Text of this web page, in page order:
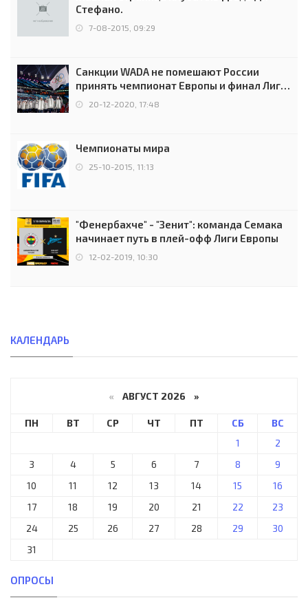
Стефано.
7-08-2015, 09:29
Санкции WADA не помешают России
принять чемпионат Европы и финал Лиги
чемпионов.
20-12-2020, 17:48
Чемпионаты мира
25-10-2015, 11:13
"Фенербахче" - "Зенит": команда Семака
начинает путь в плей-офф Лиги Европы
12-02-2019, 10:30
КАЛЕНДАРЬ
« АВГУСТ 2026 »
ПН ВТ СР ЧТ ПТ СБ
ВС
1
2
3
4 5 6 7 8
9
10
11 12 13 14 15
16
17
18 19 20 21 22
23
24
25 26 27 28 29
30
31
ОПРОСЫ